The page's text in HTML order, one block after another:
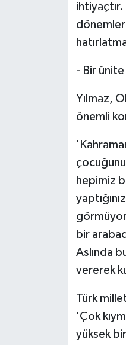
ihtiyaçtır.
- Bir
Yılmaz,
önemli
çocuğunu
hepimiz
bir
Aslında
vererek
Türk
'Çok
yüksek